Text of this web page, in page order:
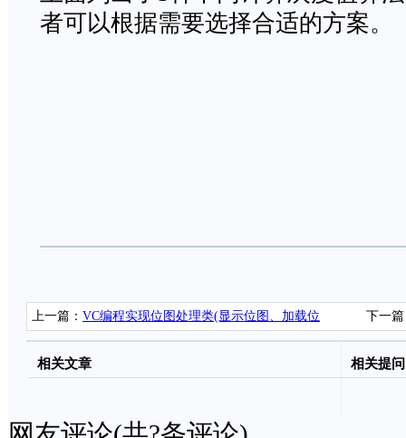
者可以根据需要选择合适的方案。
上一篇： VC编程实现位图处理类(显示位图、加载位
图、获取/设置像素点颜色)
下一
相关文章 相关提问